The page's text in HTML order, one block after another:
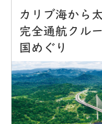
カリブ海から
完全通航クル
国めぐり